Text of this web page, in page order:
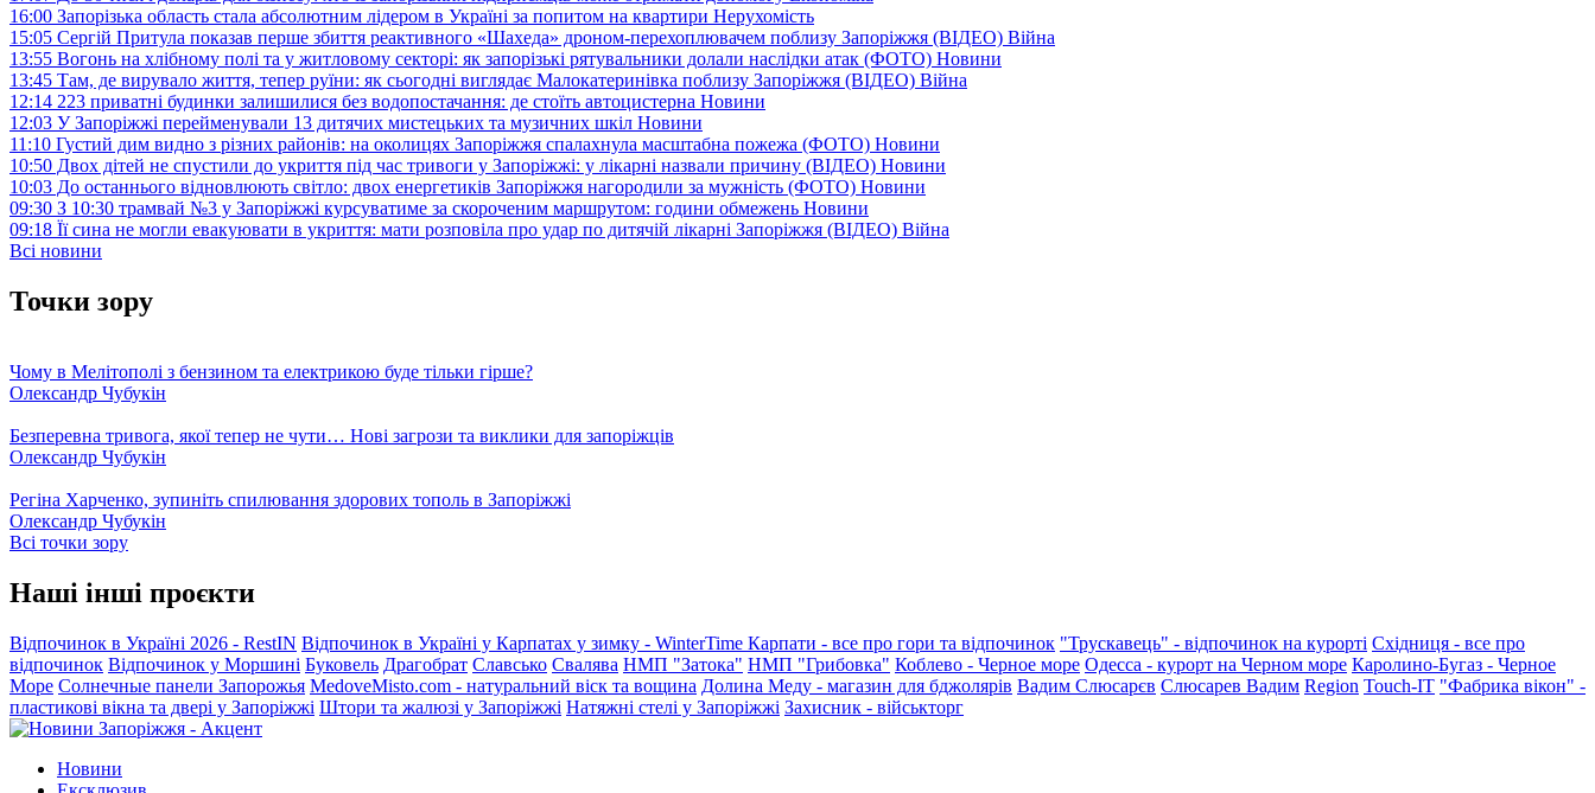
16:00 Запорізька область стала абсолютним лідером в Україні за попитом на квартири Нерухомість
15:05 Сергій Притула показав перше збиття реактивного «Шахеда» дроном-перехоплювачем поблизу Запоріжжя (ВІДЕО) Війна
13:55 Вогонь на хлібному полі та у житловому секторі: як запорізькі рятувальники долали наслідки атак (ФОТО) Новини
13:45 Там, де вирувало життя, тепер руїни: як сьогодні виглядає Малокатеринівка поблизу Запоріжжя (ВІДЕО) Війна
12:14 223 приватні будинки залишилися без водопостачання: де стоїть автоцистерна Новини
12:03 У Запоріжжі перейменували 13 дитячих мистецьких та музичних шкіл Новини
11:10 Густий дим видно з різних районів: на околицях Запоріжжя спалахнула масштабна пожежа (ФОТО) Новини
10:50 Двох дітей не спустили до укриття під час тривоги у Запоріжжі: у лікарні назвали причину (ВІДЕО) Новини
10:03 До останнього відновлюють світло: двох енергетиків Запоріжжя нагородили за мужність (ФОТО) Новини
09:30 З 10:30 трамвай №3 у Запоріжжі курсуватиме за скороченим маршрутом: години обмежень Новини
09:18 Її сина не могли евакуювати в укриття: мати розповіла про удар по дитячій лікарні Запоріжжя (ВІДЕО) Війна
Всі новини
Точки зору
Чому в Мелітополі з бензином та електрикою буде тільки гірше?
Олександр Чубукін
Безперевна тривога, якої тепер не чути… Нові загрози та виклики для запоріжців
Олександр Чубукін
Регіна Харченко, зупиніть спилювання здорових тополь в Запоріжжі
Олександр Чубукін
Всі точки зору
Наші інші проєкти
Відпочинок в Україні 2026 - RestIN Відпочинок в Україні у Карпатах у зимку - WinterTime Карпати - все про гори та відпочинок "Трускавець" - відпочинок на курорті Східниця - все про
відпочинок Відпочинок у Моршині Буковель Драгобрат Славсько Свалява НМП "Затока" НМП "Грибовка" Коблево - Черное море Одесса - курорт на Черном море Каролино-Бугаз - Черное
Море Солнечные панели Запорожья MedoveMisto.com - натуральний віск та вощина Долина Меду - магазин для бджолярів Вадим Слюсарєв Слюсарев Вадим Region Touch-IT "Фабрика вікон" -
пластикові вікна та двері у Запоріжжі Штори та жалюзі у Запоріжжі Натяжні стелі у Запоріжжі Захисник - військторг
Новини